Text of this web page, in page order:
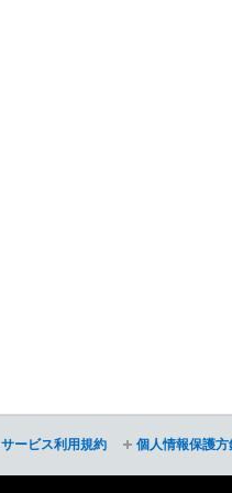
サービス利用規約 個人情報保護方